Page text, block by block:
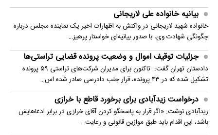
بیانیه خانواده علی لاریجانی
خانواده شهید لاریجانی در واکنش به اظهارات اخیر یک نماینده مجلس درباره
چگونگی شهادت وی، با صدور بیانیه‌ای خواستار پرهیز…
جزئیات توقیف اموال و وضعیت پرونده قضایی تراستی‌ها
دادستان تهران گفت: تاکنون برای مدیران شرکت‌های تراستی ۵۹ پرونده
تشکیل شده که در ۴۳ پرونده، قرار جلب دادرسی صادر شده اس…
درخواست زیدآبادی برای برخورد قاطع با خرازی
زیدآبادی نوشت: «اگر قرار به پاسخگو کردن آقای خرازی در برابر ادعاهایش
باشد، این اقدام باید طبق موازین قانونی و رعایت…